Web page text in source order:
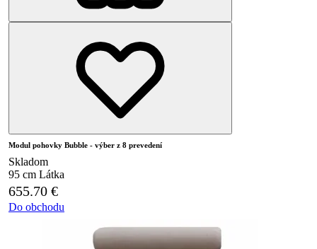
Modul pohovky Bubble - výber z 8 prevedení
Skladom
95 cm Látka
655.70 €
Do obchodu